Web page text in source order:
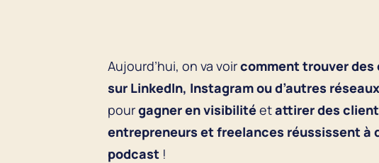
Aujourd’hui, on va voircomment trouver
sur LinkedIn, Instagram ou d’autres
pourgagner en visibilitéetattirer des
entrepreneurs et freelances réussissent à
podcast !